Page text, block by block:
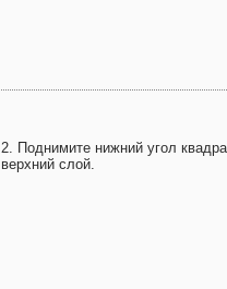
2. Поднимите нижний угол
верхний слой.